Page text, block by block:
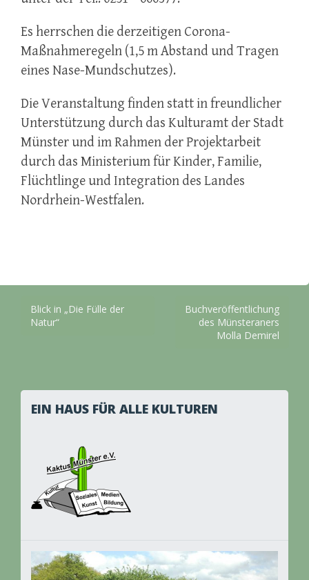
Es herrschen die derzeitigen Corona-
Maßnahmeregeln (1,5 m Abstand und Tragen
eines Nase-Mundschutzes).
Die Veranstaltung finden statt in freundlicher
Unterstützung durch das Kulturamt der Stadt
Münster und im Rahmen der Projektarbeit
durch das Ministerium für Kinder, Familie,
Flüchtlinge und Integration des Landes
Nordrhein-Westfalen.
Beitragsnavigation
Blick in „Die Fülle der
Natur“
Buchveröffentlichung
des Münsteraners
Molla Demirel
EIN HAUS FÜR ALLE KULTUREN